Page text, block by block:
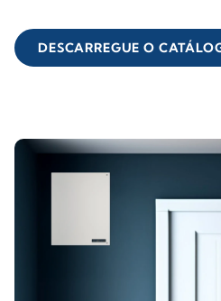
DESCARREGUE O